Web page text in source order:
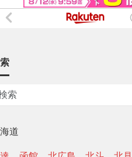
道